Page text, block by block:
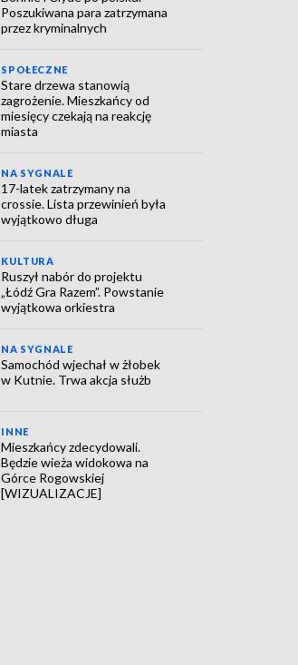
Poszukiwana para zatrzymana
przez kryminalnych
SPOŁECZNE
Stare drzewa stanowią
zagrożenie. Mieszkańcy od
miesięcy czekają na reakcję
miasta
NA SYGNALE
17-latek zatrzymany na
crossie. Lista przewinień była
wyjątkowo długa
KULTURA
Ruszył nabór do projektu
„Łódź Gra Razem”. Powstanie
wyjątkowa orkiestra
NA SYGNALE
Samochód wjechał w żłobek
w Kutnie. Trwa akcja służb
INNE
Mieszkańcy zdecydowali.
Będzie wieża widokowa na
Górce Rogowskiej
[WIZUALIZACJE]